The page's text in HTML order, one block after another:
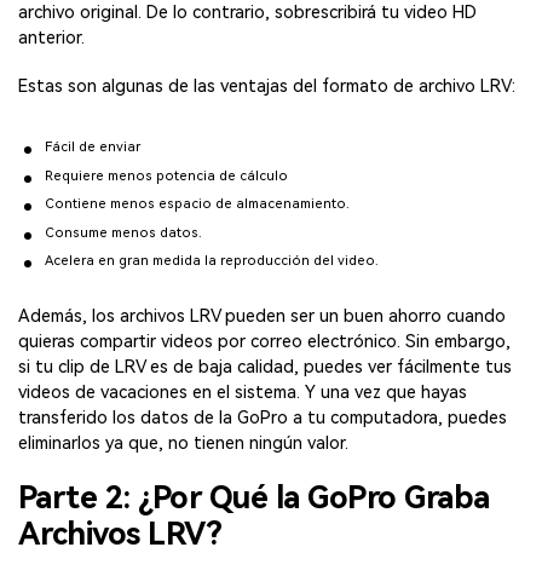
archivo original. De lo contrario, sobrescribirá tu video HD
anterior.
Estas son algunas de las ventajas del formato de archivo LRV:
Fácil de enviar
Requiere menos potencia de cálculo
Contiene menos espacio de almacenamiento.
Consume menos datos.
Acelera en gran medida la reproducción del video.
Además, los archivos LRV pueden ser un buen ahorro cuando
quieras compartir videos por correo electrónico. Sin embargo,
si tu clip de LRV es de baja calidad, puedes ver fácilmente tus
videos de vacaciones en el sistema. Y una vez que hayas
transferido los datos de la GoPro a tu computadora, puedes
eliminarlos ya que, no tienen ningún valor.
Parte 2: ¿Por Qué la GoPro Graba
Archivos LRV?